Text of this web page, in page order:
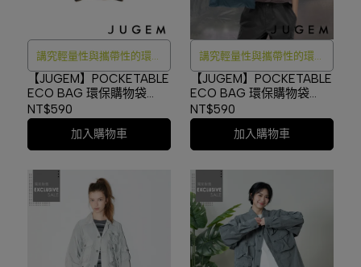
講究輕量性與攜帶性的環保
購物袋
【JUGEM】POCKETABLE
ECO BAG 環保購物袋
NAVY2 #4G2120500186
NT$590
加入購物車
講究輕量性與攜帶性的環保
購物袋
【JUGEM】POCKETABLE
ECO BAG 環保購物袋
TURQUOISE
#4G2120500186
NT$590
加入購物車